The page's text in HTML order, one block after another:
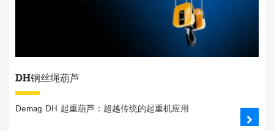
DH钢丝绳葫芦
Demag DH 起重葫芦：超越传统的起重机应用